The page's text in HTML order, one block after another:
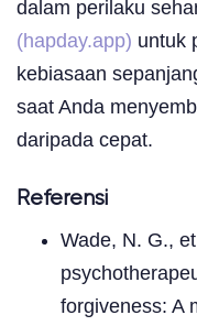
dalam perilaku
(hapday.app) untuk
kebiasaan
saat Anda
daripada cepat.
Referensi
Wade, N. G.,
forgiveness: A